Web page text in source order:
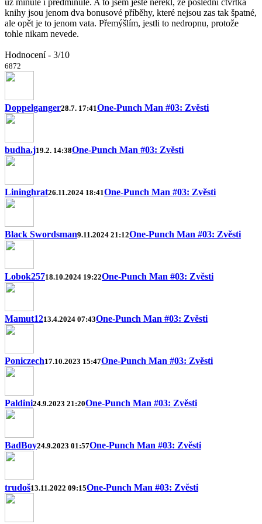
už minule i předminule. A to jsem ještě neřekl, že poslední čtvrtka
knihy jsou jenom dva bonusové příběhy, které nejsou zas tak špatné,
ale opět je to jenom vata. Přemýšlím, jestli to nedropnu, protože
tohle nikam nevede.
Hodnocení - 3/10
6872
Doppelganger28.7. 17:41One-Punch Man #03: Zvěsti
budha.j19.2. 14:38One-Punch Man #03: Zvěsti
Lininghrat26.11.2024 18:41One-Punch Man #03: Zvěsti
Black Swordsman9.11.2024 21:12One-Punch Man #03: Zvěsti
Lobok25718.10.2024 19:22One-Punch Man #03: Zvěsti
Mamut1213.4.2024 07:43One-Punch Man #03: Zvěsti
Poniczech17.10.2023 15:47One-Punch Man #03: Zvěsti
Paldini24.9.2023 21:20One-Punch Man #03: Zvěsti
BadBoy24.9.2023 01:57One-Punch Man #03: Zvěsti
trudoš13.11.2022 09:15One-Punch Man #03: Zvěsti